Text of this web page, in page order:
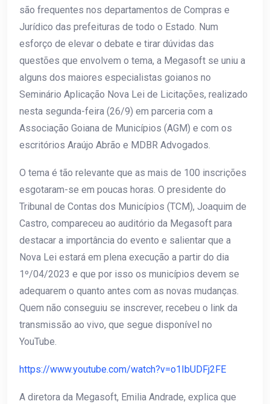
são frequentes nos departamentos de Compras e
Jurídico das prefeituras de todo o Estado. Num
esforço de elevar o debate e tirar dúvidas das
questões que envolvem o tema, a Megasoft se uniu a
alguns dos maiores especialistas goianos no
Seminário Aplicação Nova Lei de Licitações, realizado
nesta segunda-feira (26/9) em parceria com a
Associação Goiana de Municípios (AGM) e com os
escritórios Araújo Abrão e MDBR Advogados.
O tema é tão relevante que as mais de 100 inscrições
esgotaram-se em poucas horas. O presidente do
Tribunal de Contas dos Municípios (TCM), Joaquim de
Castro, compareceu ao auditório da Megasoft para
destacar a importância do evento e salientar que a
Nova Lei estará em plena execução a partir do dia
1º/04/2023 e que por isso os municípios devem se
adequarem o quanto antes com as novas mudanças.
Quem não conseguiu se inscrever, recebeu o link da
transmissão ao vivo, que segue disponível no
YouTube.
https://www.youtube.com/watch?v=o1IbUDFj2FE
A diretora da Megasoft, Emilia Andrade, explica que